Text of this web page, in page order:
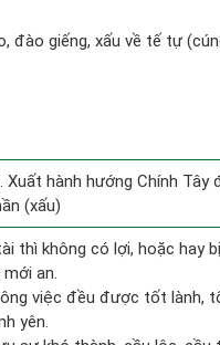
đào giếng, xấu về tế tự
hành hướng Chính Tây
(xấu)
thì không có lợi, hoặc hay
an.
việc đều được tốt lành,
yên.